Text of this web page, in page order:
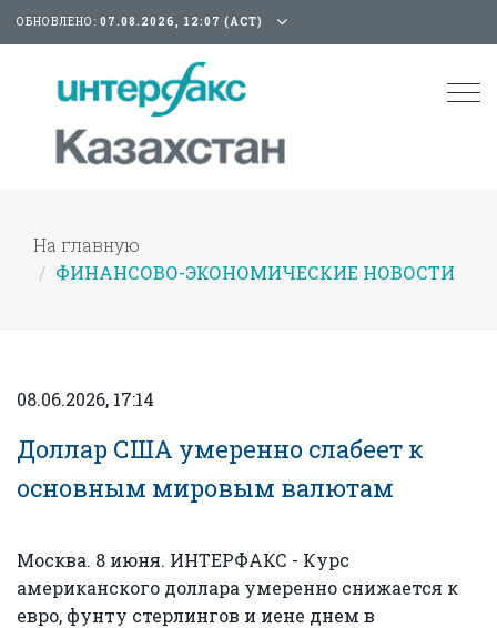
ОБНОВЛЕНО: 07.08.2026, 12:07 (АСТ)
На главную
ФИНАНСОВО-ЭКОНОМИЧЕСКИЕ НОВОСТИ
08.06.2026, 17:14
Доллар США умеренно слабеет к
основным мировым валютам
Москва. 8 июня. ИНТЕРФАКС - Курс
американского доллара умеренно снижается к
евро, фунту стерлингов и иене днем в